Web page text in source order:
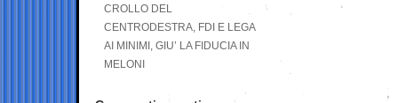
CROLLO DEL
CENTRODESTRA, FDI E LEGA
AI MINIMI, GIU’ LA FIDUCIA IN
MELONI